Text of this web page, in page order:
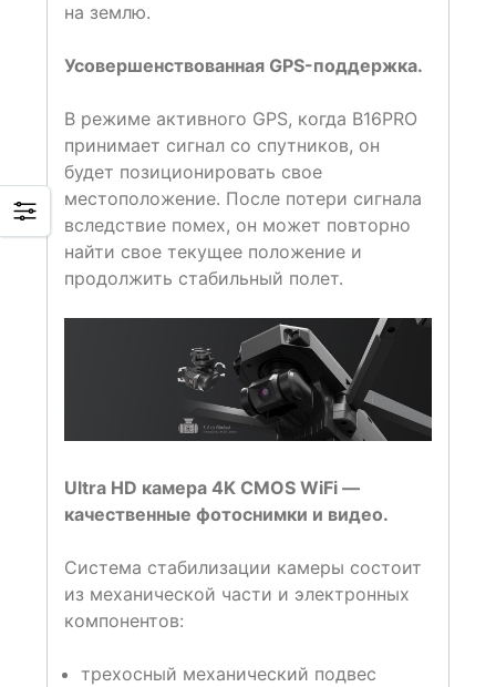
на землю.
Усовершенствованная GPS-поддержка.
В режиме активного GPS, когда B16PRO
принимает сигнал со спутников, он
будет позиционировать свое
местоположение. После потери сигнала
вследствие помех, он может повторно
найти свое текущее положение и
продолжить стабильный полет.
Ultra HD камера 4K CMOS WiFi —
качественные фотоснимки и видео.
Система стабилизации камеры состоит
из механической части и электронных
компонентов:
трехосный механический подвес